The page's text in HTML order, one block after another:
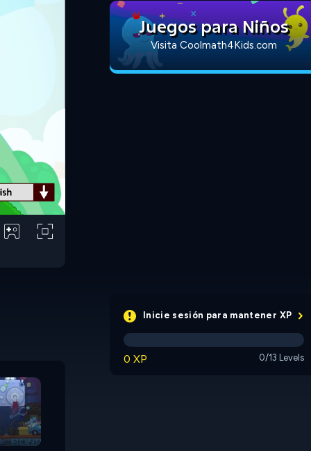
Juegos para Niños
Visita Coolmath4Kids.com
Inicie sesión para mantener XP
0 XP 0/13 Levels